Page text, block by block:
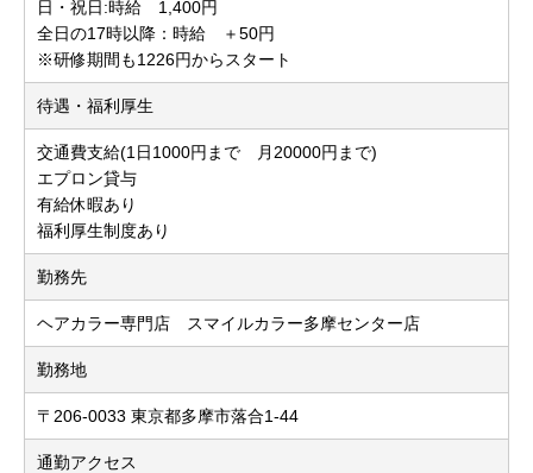
日・祝日:時給 1,400円
全日の17時以降：時給 ＋50円
※研修期間も1226円からスタート
待遇・福利厚生
交通費支給(1日1000円まで 月20000円まで)
エプロン貸与
有給休暇あり
福利厚生制度あり
勤務先
ヘアカラー専門店 スマイルカラー多摩センター店
勤務地
〒206-0033 東京都多摩市落合1-44
通勤アクセス